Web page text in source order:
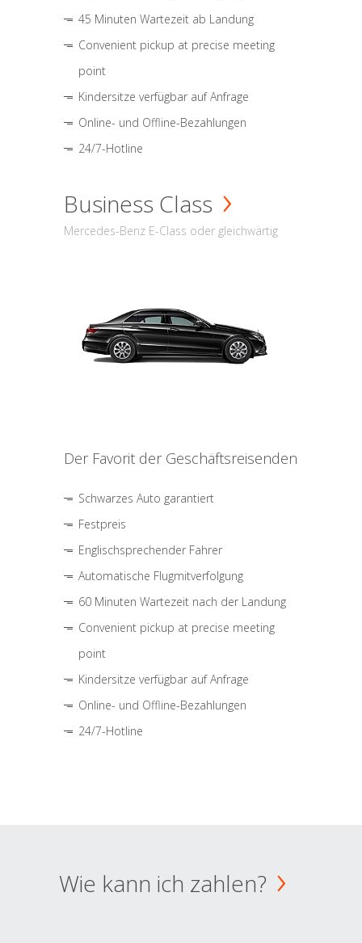
45 Minuten Wartezeit ab Landung
Convenient pickup at precise meeting
point
Kindersitze verfügbar auf Anfrage
Online- und Offline-Bezahlungen
24/7-Hotline
Business Class
Mercedes-Benz E-Class oder gleichwärtig
Der Favorit der Geschäftsreisenden
Schwarzes Auto garantiert
Festpreis
Englischsprechender Fahrer
Automatische Flugmitverfolgung
60 Minuten Wartezeit nach der Landung
Convenient pickup at precise meeting
point
Kindersitze verfügbar auf Anfrage
Online- und Offline-Bezahlungen
24/7-Hotline
Wie kann ich zahlen?